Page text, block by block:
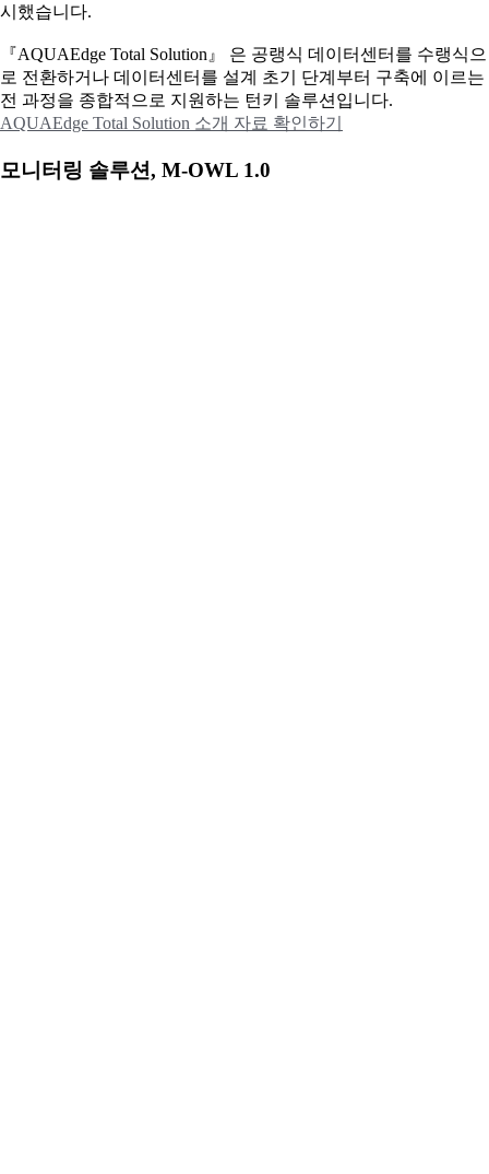
시했습니다.
『AQUAEdge Total Solution』 은 공랭식 데이터센터를 수랭식으
로 전환하거나 데이터센터를 설계 초기 단계부터 구축에 이르는
전 과정을 종합적으로 지원하는 턴키 솔루션입니다.
AQUAEdge Total Solution 소개 자료 확인하기
모니터링 솔루션, M-OWL 1.0